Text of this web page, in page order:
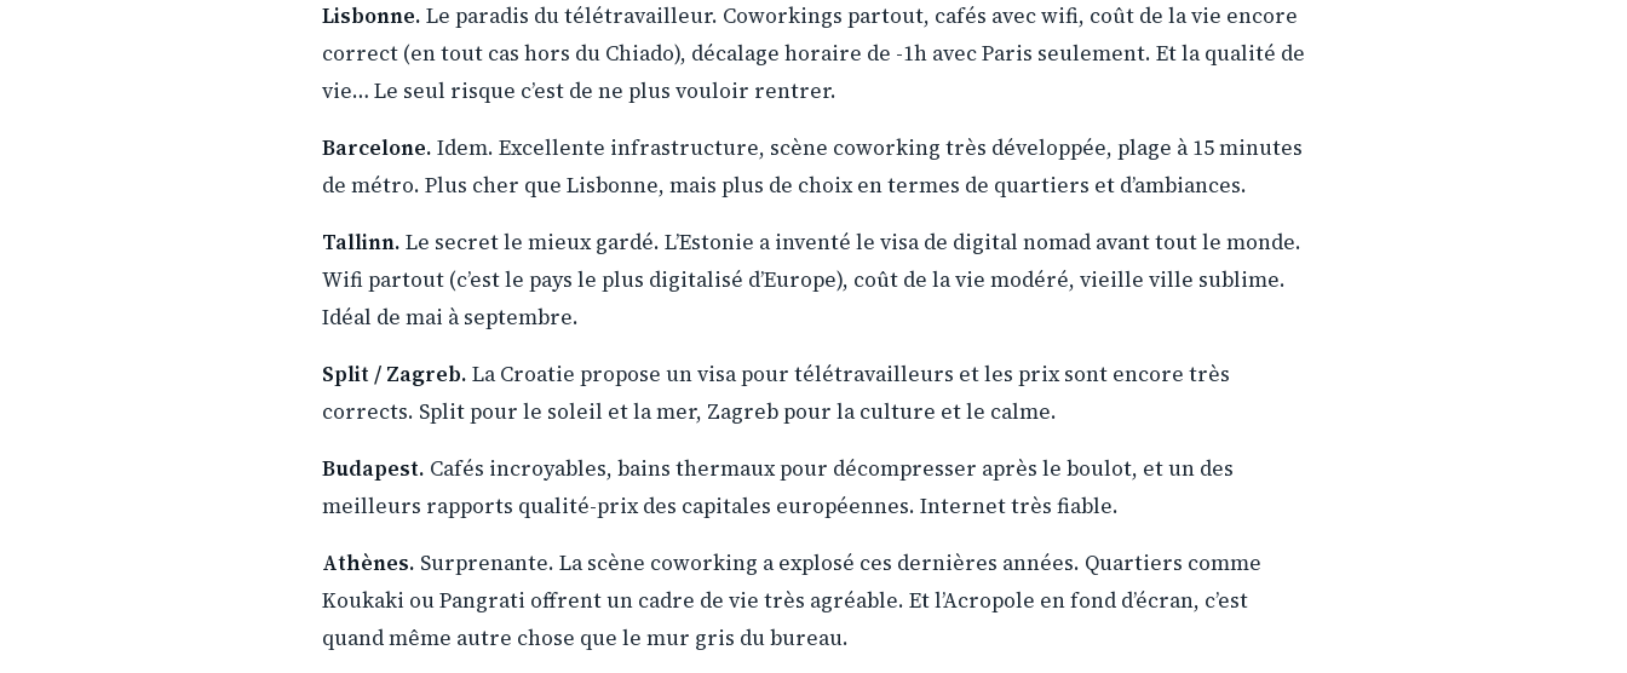
Lisbonne. Le paradis du télétravailleur. Coworkings partout, cafés avec wifi, coût de la vie encore
correct (en tout cas hors du Chiado), décalage horaire de -1h avec Paris seulement. Et la qualité de
vie… Le seul risque c’est de ne plus vouloir rentrer.
Barcelone. Idem. Excellente infrastructure, scène coworking très développée, plage à 15 minutes
de métro. Plus cher que Lisbonne, mais plus de choix en termes de quartiers et d’ambiances.
Tallinn. Le secret le mieux gardé. L’Estonie a inventé le visa de digital nomad avant tout le monde.
Wifi partout (c’est le pays le plus digitalisé d’Europe), coût de la vie modéré, vieille ville sublime.
Idéal de mai à septembre.
Split / Zagreb. La Croatie propose un visa pour télétravailleurs et les prix sont encore très
corrects. Split pour le soleil et la mer, Zagreb pour la culture et le calme.
Budapest. Cafés incroyables, bains thermaux pour décompresser après le boulot, et un des
meilleurs rapports qualité-prix des capitales européennes. Internet très fiable.
Athènes. Surprenante. La scène coworking a explosé ces dernières années. Quartiers comme
Koukaki ou Pangrati offrent un cadre de vie très agréable. Et l’Acropole en fond d’écran, c’est
quand même autre chose que le mur gris du bureau.